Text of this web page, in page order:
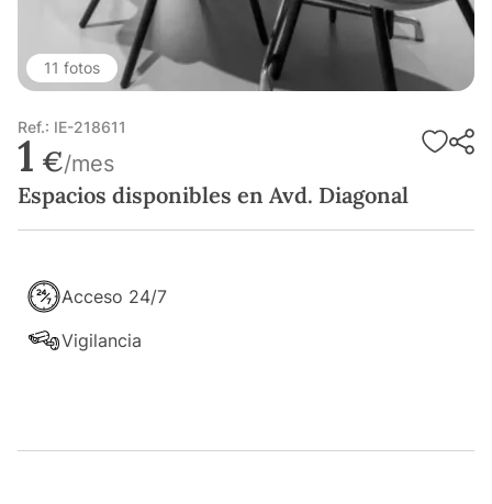
11 fotos
Ref.: IE-218611
1 €/mes
Espacios disponibles en Avd. Diagonal
Acceso 24/7
Vigilancia